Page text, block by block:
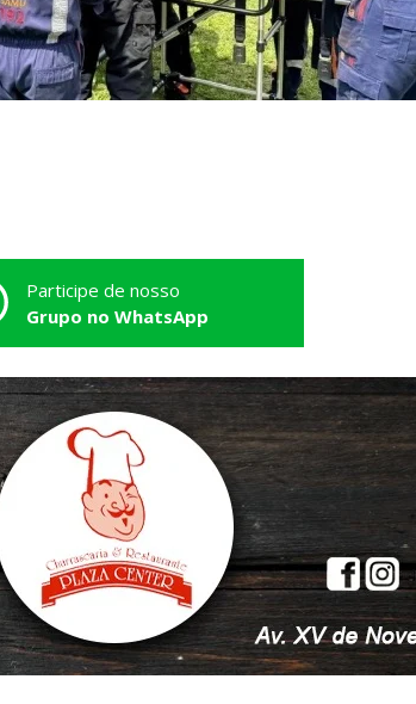
Participe de nosso
Grupo no WhatsApp